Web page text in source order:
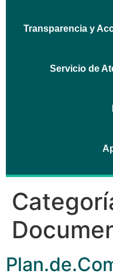
Transparencia y
Servicio de